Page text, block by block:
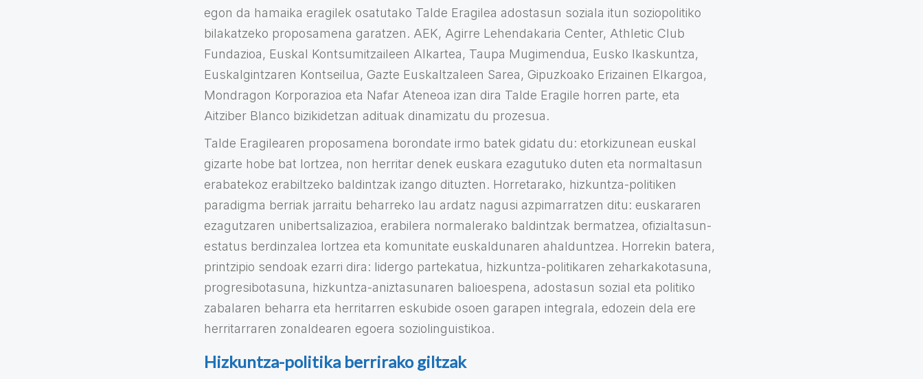
egon da hamaika eragilek osatutako Talde Eragilea adostasun soziala itun soziopolitiko
bilakatzeko proposamena garatzen. AEK, Agirre Lehendakaria Center, Athletic Club
Fundazioa, Euskal Kontsumitzaileen Alkartea, Taupa Mugimendua, Eusko Ikaskuntza,
Euskalgintzaren Kontseilua, Gazte Euskaltzaleen Sarea, Gipuzkoako Erizainen Elkargoa,
Mondragon Korporazioa eta Nafar Ateneoa izan dira Talde Eragile horren parte, eta
Aitziber Blanco bizikidetzan adituak dinamizatu du prozesua.
Talde Eragilearen proposamena borondate irmo batek gidatu du: etorkizunean euskal
gizarte hobe bat lortzea, non herritar denek euskara ezagutuko duten eta normaltasun
erabatekoz erabiltzeko baldintzak izango dituzten. Horretarako, hizkuntza-politiken
paradigma berriak jarraitu beharreko lau ardatz nagusi azpimarratzen ditu: euskararen
ezagutzaren unibertsalizazioa, erabilera normalerako baldintzak bermatzea, ofizialtasun-
estatus berdinzalea lortzea eta komunitate euskaldunaren ahalduntzea. Horrekin batera,
printzipio sendoak ezarri dira: lidergo partekatua, hizkuntza-politikaren zeharkakotasuna,
progresibotasuna, hizkuntza-aniztasunaren balioespena, adostasun sozial eta politiko
zabalaren beharra eta herritarren eskubide osoen garapen integrala, edozein dela ere
herritarraren zonaldearen egoera soziolinguistikoa.
Hizkuntza-politika berrirako giltzak